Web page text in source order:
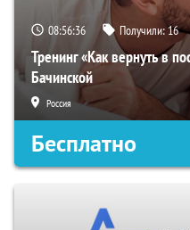
08:56:35 Получили:16
Тренинг «Как вернуть в
Бачинской
Россия
Бесплатно